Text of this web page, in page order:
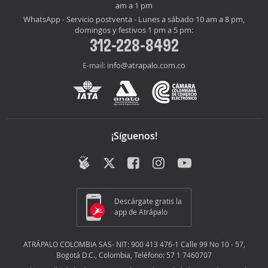
am a 1 pm
WhatsApp - Servicio postventa - Lunes a sábado 10 am a 8 pm,
domingos y festivos 1 pm a 5 pm:
312-228-8492
E-mail: info@atrapalo.com.co
¡Síguenos!
Descárgate gratis la
app de Atrápalo
ATRÁPALO COLOMBIA SAS- NIT: 900 413 476-1 Calle 99 No 10 - 57,
Bogotá D.C., Colombia, Teléfono: 57 1 7460707